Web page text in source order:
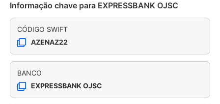
Informação chave para EXPRESSBANK OJSC
CÓDIGO SWIFT
AZENAZ22
BANCO
EXPRESSBANK OJSC